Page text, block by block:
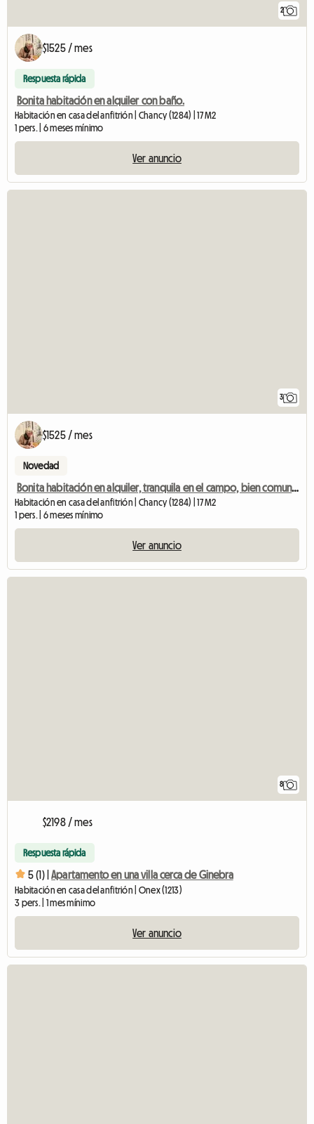
2
$1525 / mes
Respuesta rápida
Bonita habitación en alquiler con baño.
Habitación en casa del anfitrión | Chancy (1284) | 17 M2
1 pers. | 6 meses mínimo
Ver anuncio
3
$1525 / mes
Novedad
Bonita habitación en alquiler, tranquila en el campo, bien comunicada.
Habitación en casa del anfitrión | Chancy (1284) | 17 M2
1 pers. | 6 meses mínimo
Ver anuncio
8
$2198 / mes
Respuesta rápida
5 (1) | Apartamento en una villa cerca de Ginebra
Habitación en casa del anfitrión | Onex (1213)
3 pers. | 1 mes mínimo
Ver anuncio